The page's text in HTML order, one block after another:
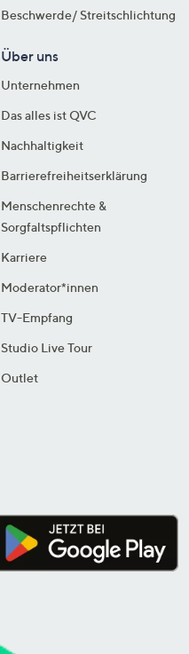
Beschwerde/ Streitschlichtung
Über uns
Unternehmen
Das alles ist QVC
Nachhaltigkeit
Barrierefreiheitserklärung
Menschenrechte &
Sorgfaltspflichten
Karriere
Moderator*innen
TV-Empfang
Studio Live Tour
Outlet